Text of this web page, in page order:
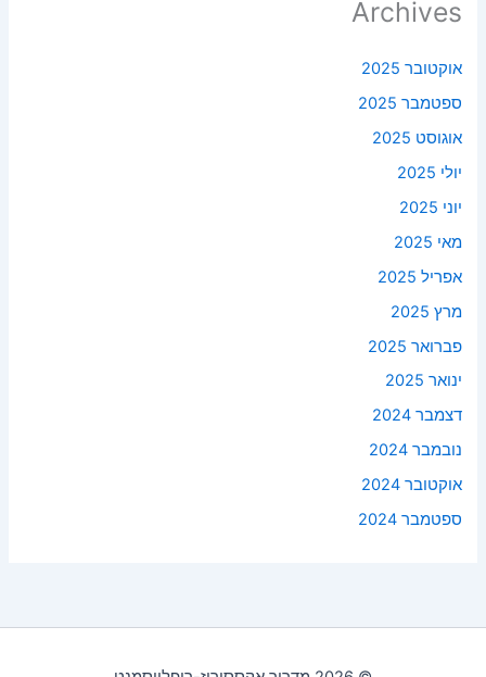
Archives
אוקטובר 2025
ספטמבר 2025
אוגוסט 2025
יולי 2025
יוני 2025
מאי 2025
אפריל 2025
מרץ 2025
פברואר 2025
ינואר 2025
דצמבר 2024
נובמבר 2024
אוקטובר 2024
ספטמבר 2024